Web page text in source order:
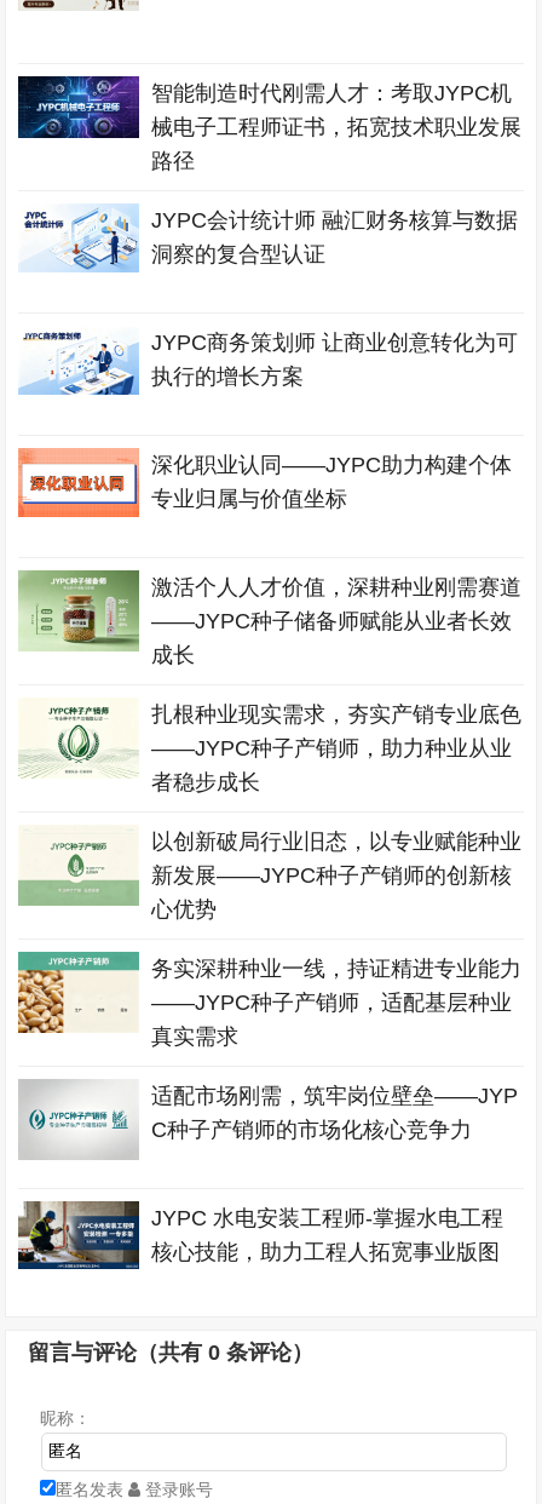
智能制造时代刚需人才：考取JYPC机
械电子工程师证书，拓宽技术职业发展
路径
JYPC会计统计师 融汇财务核算与数据
洞察的复合型认证
JYPC商务策划师 让商业创意转化为可
执行的增长方案
深化职业认同——JYPC助力构建个体
专业归属与价值坐标
激活个人人才价值，深耕种业刚需赛道
——JYPC种子储备师赋能从业者长效
成长
扎根种业现实需求，夯实产销专业底色
——JYPC种子产销师，助力种业从业
者稳步成长
以创新破局行业旧态，以专业赋能种业
新发展——JYPC种子产销师的创新核
心优势
务实深耕种业一线，持证精进专业能力
——JYPC种子产销师，适配基层种业
真实需求
适配市场刚需，筑牢岗位壁垒——JYP
C种子产销师的市场化核心竞争力
JYPC 水电安装工程师-掌握水电工程
核心技能，助力工程人拓宽事业版图
留言与评论（共有0 条评论）
昵称：
匿名发表 登录账号